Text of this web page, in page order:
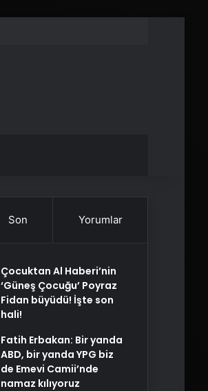
Son Yorumlar
Çocuktan Al Haberi’nin
‘Güneş Çocuğu’ Poyraz
Fidan büyüdü! İşte son
hali!
Fatih Erbakan: Bir yanda
ABD, bir yanda YPG biz
de Emevi Camii’nde
namaz kılıyoruz